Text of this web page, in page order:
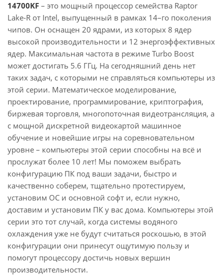
14700KF – это мощный процессор семейства Raptor
Lake-R от Intel, выпущенный в рамках 14–го поколения
чипов. Он оснащен 20 ядрами, из которых 8 ядер
высокой производительности и 12 энергоэффективных
ядер. Максимальная частота в режиме Turbo Boost
может достигать 5.6 ГГц. На сегодняшний день нет
таких задач, с которыми не справляться компьютеры из
этой серии. Математическое моделирование,
проектирование, программирование, криптография,
биржевая торговля, многопоточная видеотрансляция, а
с мощной дискретной видеокартой машинное
обучение и новейшие игры на соревновательном
уровне – компьютеры этой серии способны на всё и
прослужат более 10 лет! Мы поможем выбрать
конфигурацию ПК под ваши задачи, быстро и
качественно соберем, тщательно протестируем,
установим ОС и основной софт и, если нужно,
доставим и установим ПК у вас дома. Компьютеры этой
серии это тот случай, когда системы водяного
охлаждения уже не будут считаться роскошью, в этой
конфигурации они принесут ощутимую пользу и
помогут процессору достичь новых вершин
производительности.